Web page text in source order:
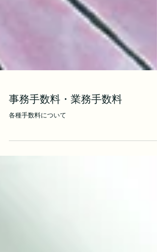
事務手数料・業務手数料
各種手数料について